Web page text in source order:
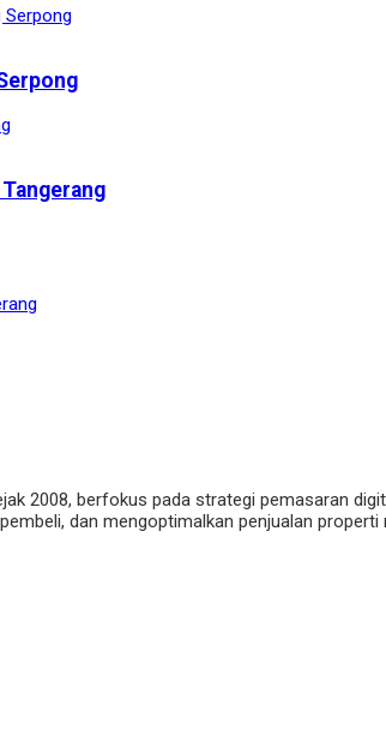
2008, berfokus pada strategi pemasaran
dan mengoptimalkan penjualan properti